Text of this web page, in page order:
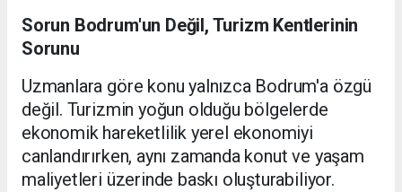
Sorun Bodrum'un Değil, Turizm Kentlerinin
Sorunu
Uzmanlara göre konu yalnızca Bodrum'a özgü
değil. Turizmin yoğun olduğu bölgelerde
ekonomik hareketlilik yerel ekonomiyi
canlandırırken, aynı zamanda konut ve yaşam
maliyetleri üzerinde baskı oluşturabiliyor.